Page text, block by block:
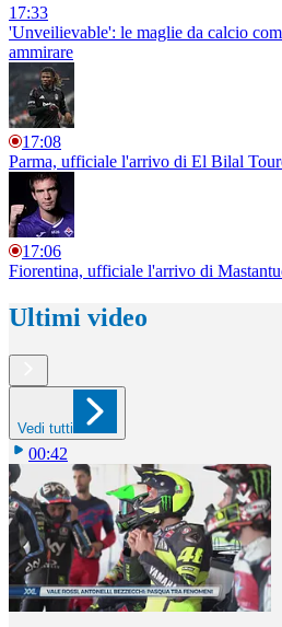
17:33
'Unveilievable': le maglie da calcio
ammirare
17:08
Parma, ufficiale l'arrivo di El Bilal
17:06
Fiorentina, ufficiale l'arrivo di
Ultimi video
Vedi tutti
00:42